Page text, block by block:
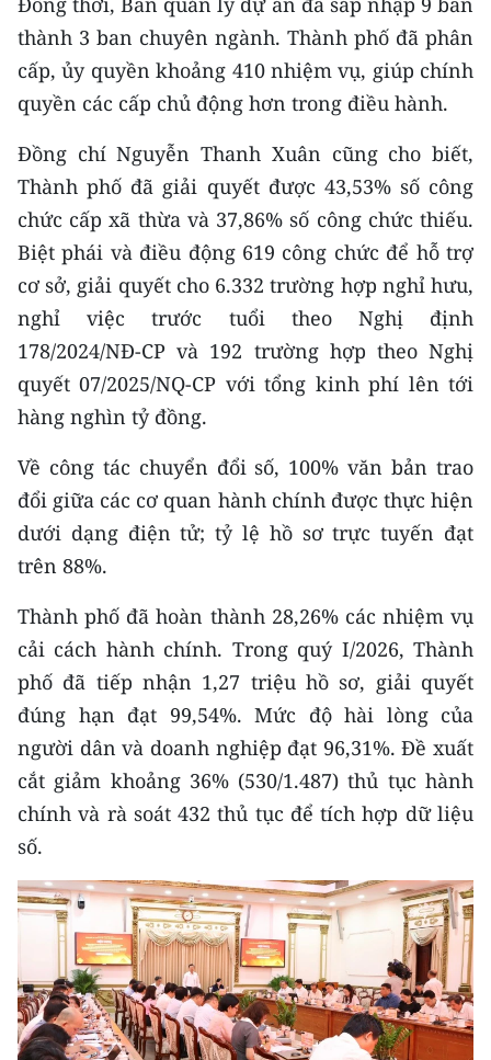
thành 3 ban chuyên ngành. Thành phố đã phân
cấp, ủy quyền khoảng 410 nhiệm vụ, giúp chính
quyền các cấp chủ động hơn trong điều hành.
Đồng chí Nguyễn Thanh Xuân cũng cho biết,
Thành phố đã giải quyết được 43,53% số công
chức cấp xã thừa và 37,86% số công chức thiếu.
Biệt phái và điều động 619 công chức để hỗ trợ
cơ sở, giải quyết cho 6.332 trường hợp nghỉ hưu,
nghỉ việc trước tuổi theo Nghị định
178/2024/NĐ-CP và 192 trường hợp theo Nghị
quyết 07/2025/NQ-CP với tổng kinh phí lên tới
hàng nghìn tỷ đồng.
Về công tác chuyển đổi số, 100% văn bản trao
đổi giữa các cơ quan hành chính được thực hiện
dưới dạng điện tử; tỷ lệ hồ sơ trực tuyến đạt
trên 88%.
Thành phố đã hoàn thành 28,26% các nhiệm vụ
cải cách hành chính. Trong quý I/2026, Thành
phố đã tiếp nhận 1,27 triệu hồ sơ, giải quyết
đúng hạn đạt 99,54%. Mức độ hài lòng của
người dân và doanh nghiệp đạt 96,31%. Đề xuất
cắt giảm khoảng 36% (530/1.487) thủ tục hành
chính và rà soát 432 thủ tục để tích hợp dữ liệu
số.